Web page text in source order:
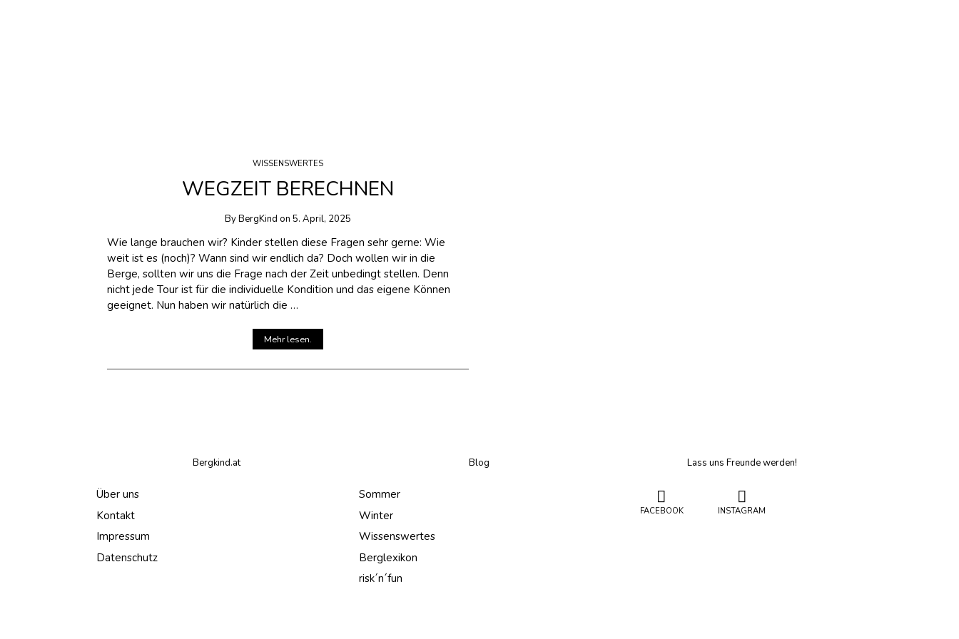
WISSENSWERTES
WEGZEIT BERECHNEN
ByBergKind on 5. April, 2025
Wie lange brauchen wir? Kinder stellen diese Fragen sehr gerne: Wie
weit ist es (noch)? Wann sind wir endlich da? Doch wollen wir in die
Berge, sollten wir uns die Frage nach der Zeit unbedingt stellen. Denn
nicht jede Tour ist für die individuelle Kondition und das eigene Können
geeignet. Nun haben wir natürlich die …
Mehr lesen.
Bergkind.at
Über uns
Kontakt
Impressum
Datenschutz
Blog
Sommer
Winter
Wissenswertes
Berglexikon
risk´n´fun
Lass uns Freunde werden!
FACEBOOK INSTAGRAM